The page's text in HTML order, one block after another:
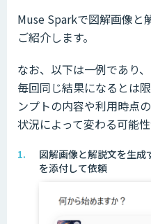
Muse Sparkで図解画像と
ご紹介します。
なお、以下は一例であり
毎回同じ結果になるとは
ンプトの内容や利用時点
状況によって変わる可能性
図解画像と解説文を生
を添付して依頼